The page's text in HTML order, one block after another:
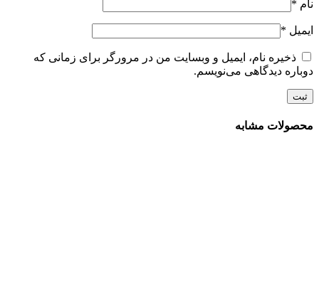
نام *
ایمیل *
ذخیره نام، ایمیل و وبسایت من در مرورگر برای زمانی که
دوباره دیدگاهی می‌نویسم.
محصولات مشابه